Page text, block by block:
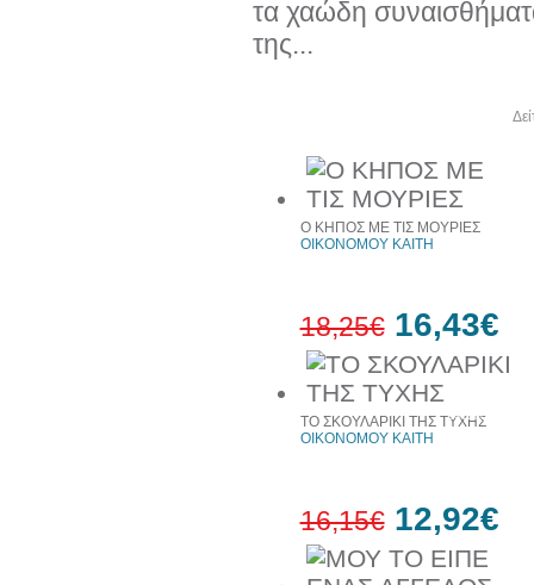
τα χαώδη
της...
έκπτωση
Ο ΚΗΠΟΣ ΜΕ ΤΙΣ ΜΟΥΡΙΕΣ
ΟΙΚΟΝΟΜΟΥ ΚΑΙΤΗ
18,25€ 16,43€
ΤΟ ΣΚΟΥΛΑΡΙΚΙ ΤΗΣ ΤΥΧΗΣ
ΟΙΚΟΝΟΜΟΥ ΚΑΙΤΗ
16,15€ 12,92€